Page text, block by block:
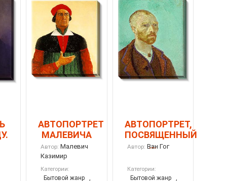
АВТОПОРТРЕТ
МАЛЕВИЧА
Автор: Малевич
Казимир
Категории:
Бытовой жанр
,
АВТОПОРТРЕТ,
ПОСВЯЩЕННЫЙ
...
Автор: Ван Гог
Категории:
Бытовой жанр
,